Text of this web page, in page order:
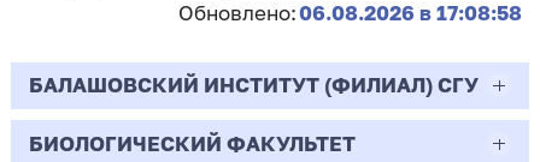
Обновлено:06.08.2026 в 17:08:58
БАЛАШОВСКИЙ ИНСТИТУТ (ФИЛИАЛ) СГУ
44.03.02
БИОЛОГИЧЕСКИЙ ФАКУЛЬТЕТ